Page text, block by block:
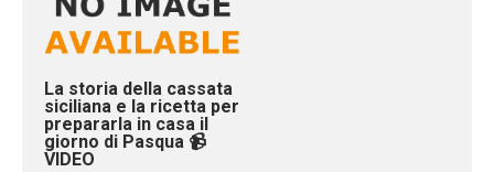
La storia della cassata
siciliana e la ricetta per
prepararla in casa il
giorno di Pasqua 📹
VIDEO